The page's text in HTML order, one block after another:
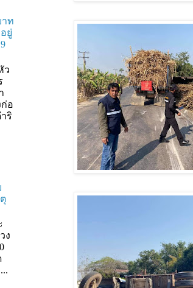
ท
ยู่
ว
อ
ริ
ง